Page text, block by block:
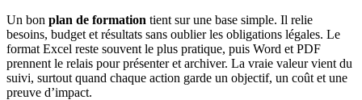
Un bon plan de formation tient sur une base simple. Il relie
besoins, budget et résultats sans oublier les obligations légales. Le
format Excel reste souvent le plus pratique, puis Word et PDF
prennent le relais pour présenter et archiver. La vraie valeur vient du
suivi, surtout quand chaque action garde un objectif, un coût et une
preuve d’impact.